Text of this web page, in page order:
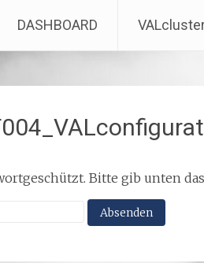
DASHBOARD
Bitte gib unten